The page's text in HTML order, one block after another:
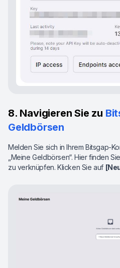
8. Navigieren Sie zu
Geldbörsen
Melden Sie sich in Ihrem Bitsgap-
„Meine Geldbörsen“. Hier finden
zu verknüpfen. Klicken Sie auf